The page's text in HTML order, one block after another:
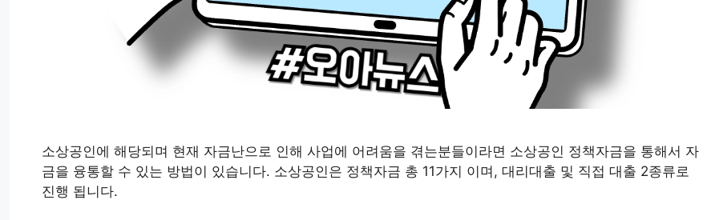
소상공인에 해당되며 현재 자금난으로 인해 사업에 어려움을 겪는분들이라면 소상공인 정책자금을 통해서 자
금을 융통할 수 있는 방법이 있습니다. 소상공인은 정책자금 총 11가지 이며, 대리대출 및 직접 대출 2종류로
진행 됩니다.